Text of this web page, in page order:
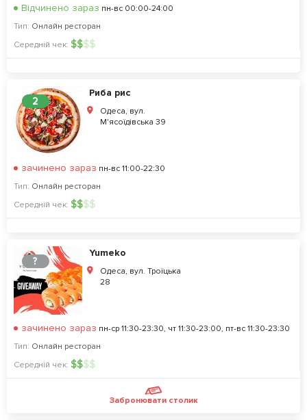
Відчинено зараз пн-вс 00:00-24:00
Тип: Онлайн ресторан
Середній чек: $$$$
2
Риба рис
Одеса, вул.
М'ясоїдівська 39
зачинено зараз пн-вс 11:00-22:30
Тип: Онлайн ресторан
Середній чек: $$$$
?
Yumeko
Одеса, вул. Троїцька
28
зачинено зараз пн-ср 11:30-23:30, чт 11:30-23:00, пт-вс 11:30-23:30
Тип: Онлайн ресторан
Середній чек: $$$$
Забронювати столик